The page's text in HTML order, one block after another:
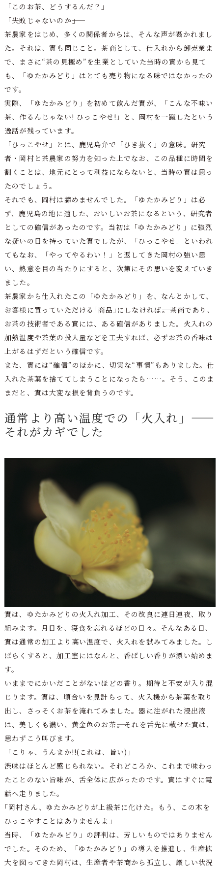
「このお茶、どうするんだ？」
「失敗じゃないのか――」
茶農家をはじめ、多くの関係者からは、そんな声が囁かれまし
た。それは、實も同じこと。茶商として、仕入れから卸売業ま
で、まさに“茶の見極め”を生業としていた当時の實から見て
も、「ゆたかみどり」はとても売り物になる味ではなかったの
です。
実際、「ゆたかみどり」を初めて飲んだ實が、「こんな不味い
茶、作るんじゃない! ひっこやせ!」と、岡村を一蹴したという
逸話が残っています。
「ひっこやせ」とは、鹿児島弁で「ひき抜く」の意味。研究
者・岡村と茶農家の努力を知った上でなお、この品種に時間を
割くことは、地元にとって利益にならないと、当時の實は思っ
たのでしょう。
それでも、岡村は諦めませんでした。「ゆたかみどり」は必
ず、鹿児島の地に適した、おいしいお茶になるという、研究者
としての確信があったのです。当初は「ゆたかみどり」に強烈
な疑いの目を持っていた實でしたが、「ひっこやせ」といわれ
てもなお、「やってやるわい！」と返してきた岡村の強い思
い、熱意を目の当たりにすると、次第にその思いを変えていき
ました。
茶農家から仕入れたこの「ゆたかみどり」を、なんとかして、
お客様に買っていただける｢商品｣にしなければ――。茶商であり、
お茶の技術者である實には、ある確信がありました。火入れの
加熱温度や茶葉の投入量などを工夫すれば、必ずお茶の香味は
上がるはずだという確信です。
また、實には“確信”のほかに、切実な“事情”もありました。仕
入れた茶葉を捨ててしまうことになったら……。そう、このま
まだと、實は大変な損を背負うのです。
通常より高い温度での「火入れ」――
それがカギでした
實は、ゆたかみどりの火入れ加工、その改良に連日連夜、取り
組みます。月日を、寝食を忘れるほどの日々。そんなある日、
實は通常の加工より高い温度で、火入れを試みてみました。し
ばらくすると、加工室にはなんと、香ばしい香りが漂い始めま
す。
いままでにかいだことがないほどの香り。期待と不安が入り混
じります。實は、頃合いを見計らって、火入機から茶葉を取り
出し、さっそくお茶を淹れてみました。器に注がれた浸出液
は、美しくも濃い、黄金色のお茶――。それを舌先に載せた實は、
思わずこう叫びます。
「こりゃ、うんまか!!(これは、旨い)」
渋味はほとんど感じられない。それどころか、これまで味わっ
たことのない旨味が、舌全体に広がったのです。實はすぐに電
話へ走りました。
｢岡村さん、ゆたかみどりが上級茶に化けた。もう、この木を
ひっこやすことはありませんよ｣
当時、「ゆたかみどり」の評判は、芳しいものではありません
でした。そのため、「ゆたかみどり」の導入を推進し、生産拡
大を図ってきた岡村は、生産者や茶商から孤立し、厳しい状況